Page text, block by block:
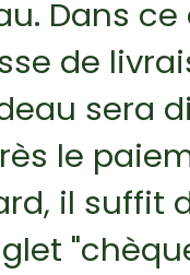
Dans
de
sera
le
il suffit